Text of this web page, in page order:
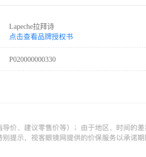
Lapeche拉拜诗
点击查看品牌授权书
P020000000330